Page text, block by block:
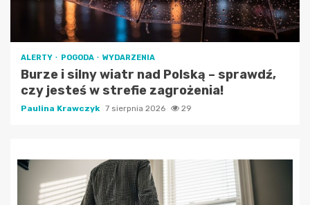
ALERTY POGODA WYDARZENIA
Burze i silny wiatr nad Polską – sprawdź,
czy jesteś w strefie zagrożenia!
Paulina Krawczyk 7 sierpnia 2026 29